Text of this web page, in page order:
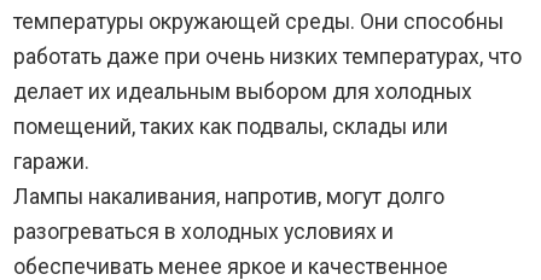
температуры окружающей среды. Они способны
работать даже при очень низких температурах, что
делает их идеальным выбором для холодных
помещений, таких как подвалы, склады или
гаражи.
Лампы накаливания, напротив, могут долго
разогреваться в холодных условиях и
обеспечивать менее яркое и качественное